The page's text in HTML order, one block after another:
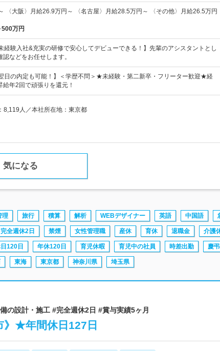
〈大阪〉月給26.9万円～ 〈名古屋〉月給28.5万円～ 〈その他〉月給26.5万円
万円
経験入社&充実の研修で安心してデビューできる！】先輩のアシスタントとし
などをお任せします。
日の内定も可能！】＜学歴不問＞★未経験・第二新卒・フリーター歓迎★経
年2回で頑張りを還元！
8,119人／本社所在地：東京都
気になる
理 旅行 積算 解析 WEBデザイナー 英語 中国語
完全週休2日 禁煙 女性管理職 産休 育休 退職金 介護
120日 年休120日 育児休暇 育児中の社員 時差出勤 慶
東海 東京都 神奈川県 埼玉県
の設計・施工 #完全週休2日 #賞与実績5ヶ月
》★年間休日127日